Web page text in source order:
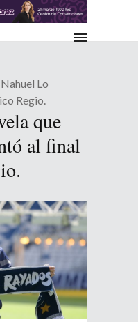
Lo
Regio.
que
al final